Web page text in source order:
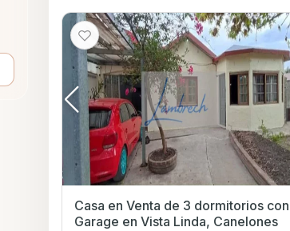
Casa en Venta de 3 dormitorios con
Garage en Vista Linda, Canelones